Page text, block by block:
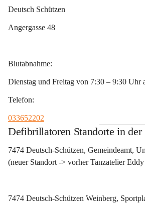
Deutsch Schützen
Angergasse 48
Blutabnahme:
Dienstag und Freitag von 7:30 – 9:30 Uhr
Telefon:
033652202
Defibrillatoren Standorte in der
7474 Deutsch-Schützen, Gemeindeamt,
(neuer Standort -> vorher Tanzatelier
7474 Deutsch-Schützen Weinberg,